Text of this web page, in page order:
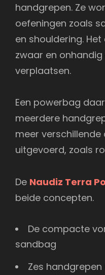
handgrepen. Ze
oefeningen zoals
en shouldering.
zwaar en
verplaatsen.
Een powerbag
meerdere
meer
uitgevoerd, zoals
De Naudiz Terra
beide concepten.
De compacte
sandbag
Zes